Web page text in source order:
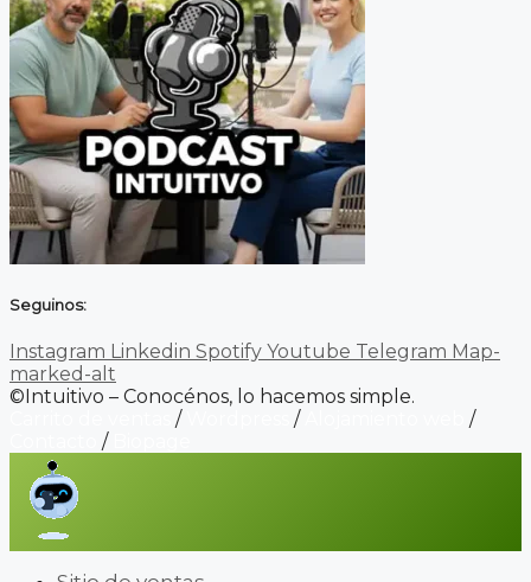
Seguinos:
Instagram Linkedin Spotify Youtube Telegram Map-
marked-alt
©Intuitivo – Conocénos, lo hacemos simple.
/ /
/
/